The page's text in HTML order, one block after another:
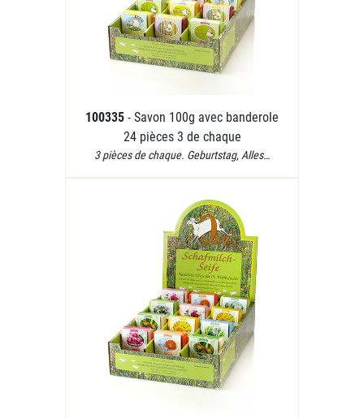
100335 - Savon 100g avec banderole
24 pièces 3 de chaque
3 pièces de chaque. Geburtstag, Alles…